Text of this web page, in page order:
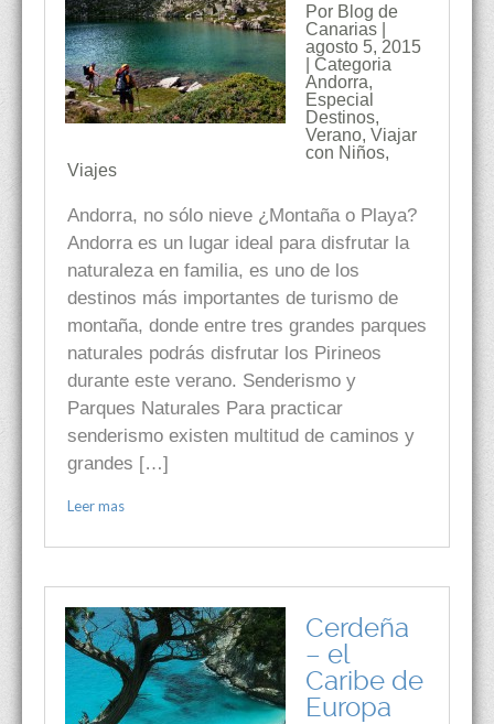
Por Blog de
Canarias |
agosto 5, 2015
| Categoria
Andorra,
Especial
Destinos,
Verano, Viajar
con Niños,
Viajes
Andorra, no sólo nieve ¿Montaña o Playa?
Andorra es un lugar ideal para disfrutar la
naturaleza en familia, es uno de los
destinos más importantes de turismo de
montaña, donde entre tres grandes parques
naturales podrás disfrutar los Pirineos
durante este verano. Senderismo y
Parques Naturales Para practicar
senderismo existen multitud de caminos y
grandes […]
Leer mas
Cerdeña
– el
Caribe de
Europa